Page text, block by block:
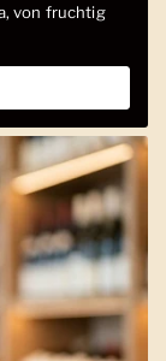
von fruchtig